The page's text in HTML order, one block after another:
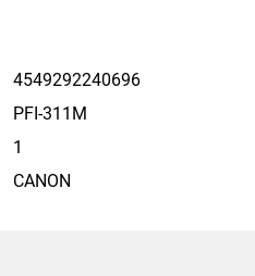
3200/420O
330ml
4549292240696
PFI-311M
1
CANON